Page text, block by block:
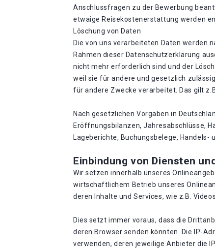
Anschlussfragen zu der Bewerbung
etwaige Reisekostenerstattung werden
Löschung von Daten
Die von uns verarbeiteten Daten werden
Rahmen dieser Datenschutzerklärung
nicht mehr erforderlich sind und der
weil sie für andere und gesetzlich
für andere Zwecke verarbeitet. Das gilt
Nach gesetzlichen Vorgaben in
Eröffnungsbilanzen, Jahresabschlüsse,
Lageberichte, Buchungsbelege, Handels-
Einbindung von Diensten
Wir setzen innerhalb unseres
wirtschaftlichem Betrieb unseres
deren Inhalte und Services, wie z.B.
Dies setzt immer voraus, dass die
deren Browser senden könnten. Die IP-
verwenden, deren jeweilige Anbieter die